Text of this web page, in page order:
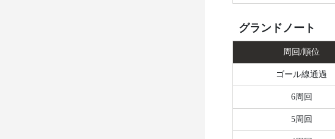
グランドノート
周回/順位
ゴール線通過
6周回
5周回